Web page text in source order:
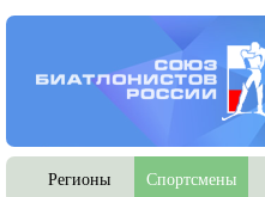
Регионы Спортсмены